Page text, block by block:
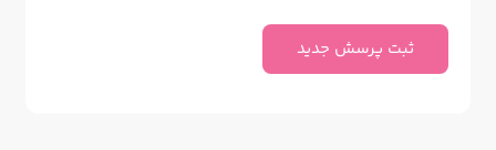
ثبت پرسش جدید